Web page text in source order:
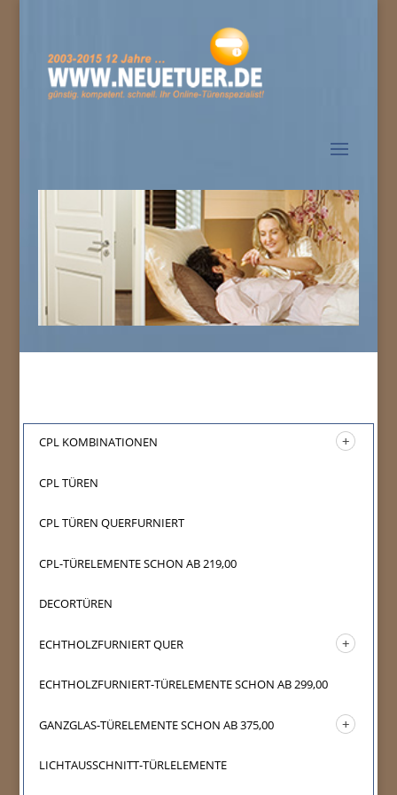
CPL KOMBINATIONEN
CPL TÜREN
CPL TÜREN QUERFURNIERT
CPL-TÜRELEMENTE SCHON AB 219,00
DECORTÜREN
ECHTHOLZFURNIERT QUER
ECHTHOLZFURNIERT-TÜRELEMENTE SCHON AB 299,00
GANZGLAS-TÜRELEMENTE SCHON AB 375,00
LICHTAUSSCHNITT-TÜRLELEMENTE